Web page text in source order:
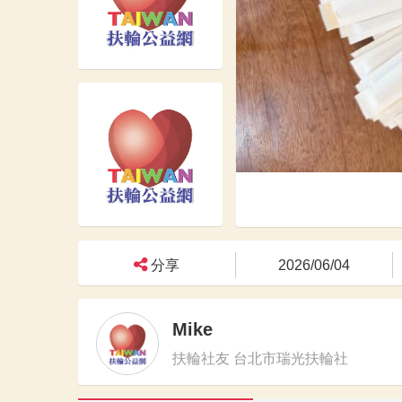
分享 2026/06/04
Mike
扶輪社友 台北市瑞光扶輪社